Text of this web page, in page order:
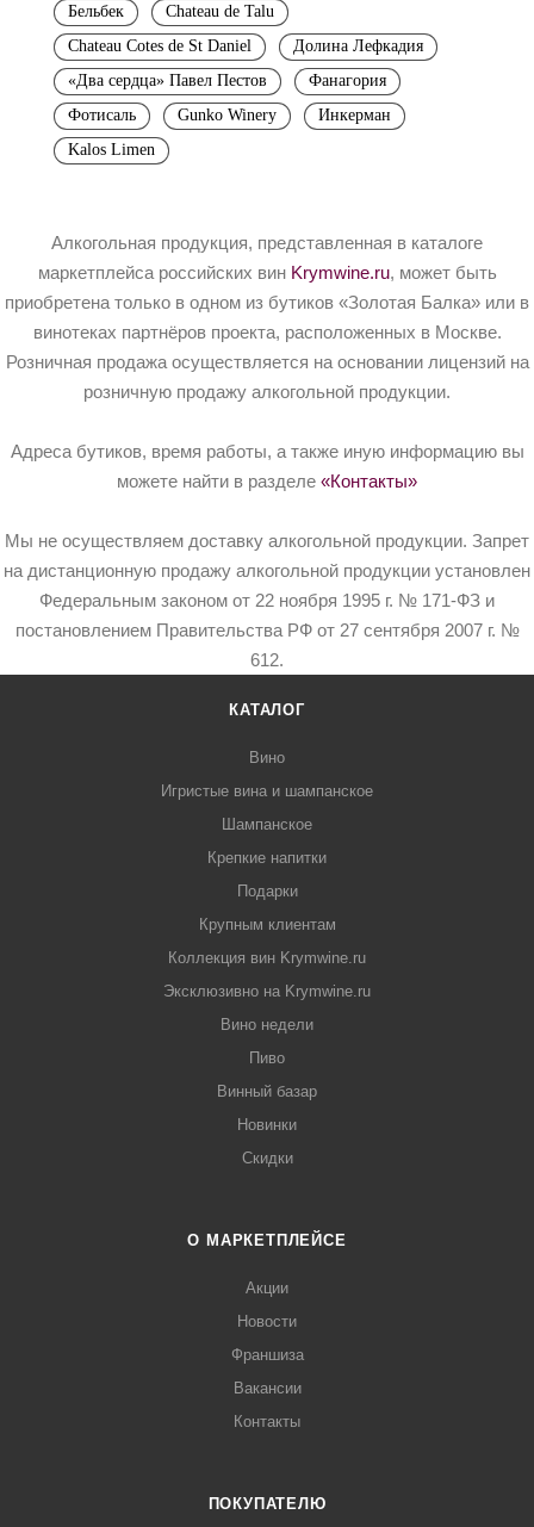
Бельбек
Chateau de Talu
Chateau Cotes de St Daniel
Долина Лефкадия
«Два сердца» Павел Пестов
Фанагория
Фотисаль
Gunko Winery
Инкерман
Kalos Limen
Алкогольная продукция, представленная в каталоге
маркетплейса российских вин Krymwine.ru, может быть
приобретена только в одном из бутиков «Золотая Балка» или в
винотеках партнёров проекта, расположенных в Москве.
Розничная продажа осуществляется на основании лицензий на
розничную продажу алкогольной продукции.
Адреса бутиков, время работы, а также иную информацию вы
можете найти в разделе «Контакты»
Мы не осуществляем доставку алкогольной продукции. Запрет
на дистанционную продажу алкогольной продукции установлен
Федеральным законом от 22 ноября 1995 г. № 171-ФЗ и
постановлением Правительства РФ от 27 сентября 2007 г. №
612.
КАТАЛОГ
Вино
Игристые вина и шампанское
Шампанское
Крепкие напитки
Подарки
Крупным клиентам
Коллекция вин Krymwine.ru
Эксклюзивно на Krymwine.ru
Вино недели
Пиво
Винный базар
Новинки
Скидки
О МАРКЕТПЛЕЙСЕ
Акции
Новости
Франшиза
Вакансии
Контакты
ПОКУПАТЕЛЮ